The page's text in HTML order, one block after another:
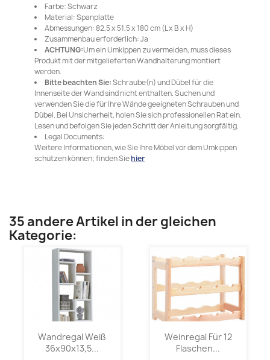
Farbe: Schwarz
Material: Spanplatte
Abmessungen: 82,5 x 51,5 x 180 cm (L x B x H)
Zusammenbau erforderlich: Ja
ACHTUNG:Um ein Umkippen zu vermeiden, muss dieses
Produkt mit der mitgelieferten Wandhalterung montiert
werden.
Bitte beachten Sie:Schraube(n) und Dübel für die
Innenseite der Wand sind nicht enthalten. Suchen und
verwenden Sie die für Ihre Wände geeigneten Schrauben und
Dübel. Bei Unsicherheit, holen Sie sich professionellen Rat ein.
Lesen und befolgen Sie jeden Schritt der Anleitung sorgfältig.
Legal Documents:
Weitere Informationen, wie Sie Ihre Möbel vor dem Umkippen
schützen können; finden Siehier
35 andere Artikel in der gleichen
Kategorie:
Wandregal Weiß
36x90x13,5...
Weinregal Für 12
Flaschen...